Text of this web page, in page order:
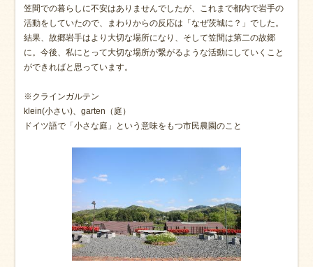
笠間での暮らしに不安はありませんでしたが、これまで都内で岩手の
活動をしていたので、まわりからの反応は「なぜ茨城に？」でした。
結果、故郷岩手はより大切な場所になり、そして笠間は第二の故郷
に。今後、私にとって大切な場所が繋がるような活動にしていくこと
ができればと思っています。
※クラインガルテン
klein(小さい)、garten（庭）
ドイツ語で「小さな庭」という意味をもつ市民農園のこと